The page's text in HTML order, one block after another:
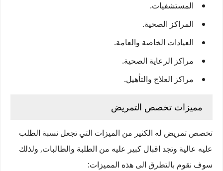
المستشفيات.
المراكز الصحية.
العيادات الخاصة والعامة.
مراكز الرعاية الصحية.
مراكز العلاج والتأهيل.
مميزات تخصص التمريض
تخصص تمريض له الكثير من الميزات التي تجعل نسبة الطلب
عليه عالية وتجد اقبال كبير عليه من الطلبة والطالبات, ولذلك
سوف نقوم بالتطرق الى هذه المميزات: